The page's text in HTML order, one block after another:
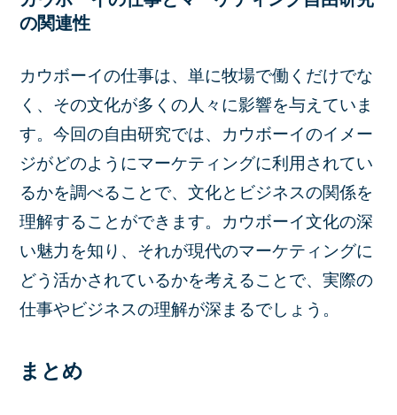
の関連性
カウボーイの仕事は、単に牧場で働くだけでな
く、その文化が多くの人々に影響を与えていま
す。今回の自由研究では、カウボーイのイメー
ジがどのようにマーケティングに利用されてい
るかを調べることで、文化とビジネスの関係を
理解することができます。カウボーイ文化の深
い魅力を知り、それが現代のマーケティングに
どう活かされているかを考えることで、実際の
仕事やビジネスの理解が深まるでしょう。
まとめ